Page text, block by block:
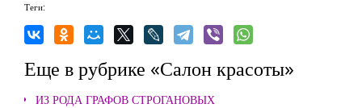
Теги:
Еще в рубрике «Салон красоты»
ИЗ РОДА ГРАФОВ СТРОГАНОВЫХ